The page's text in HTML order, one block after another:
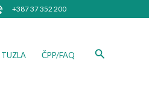
+387 37 352 200
ČPP/FAQ Search